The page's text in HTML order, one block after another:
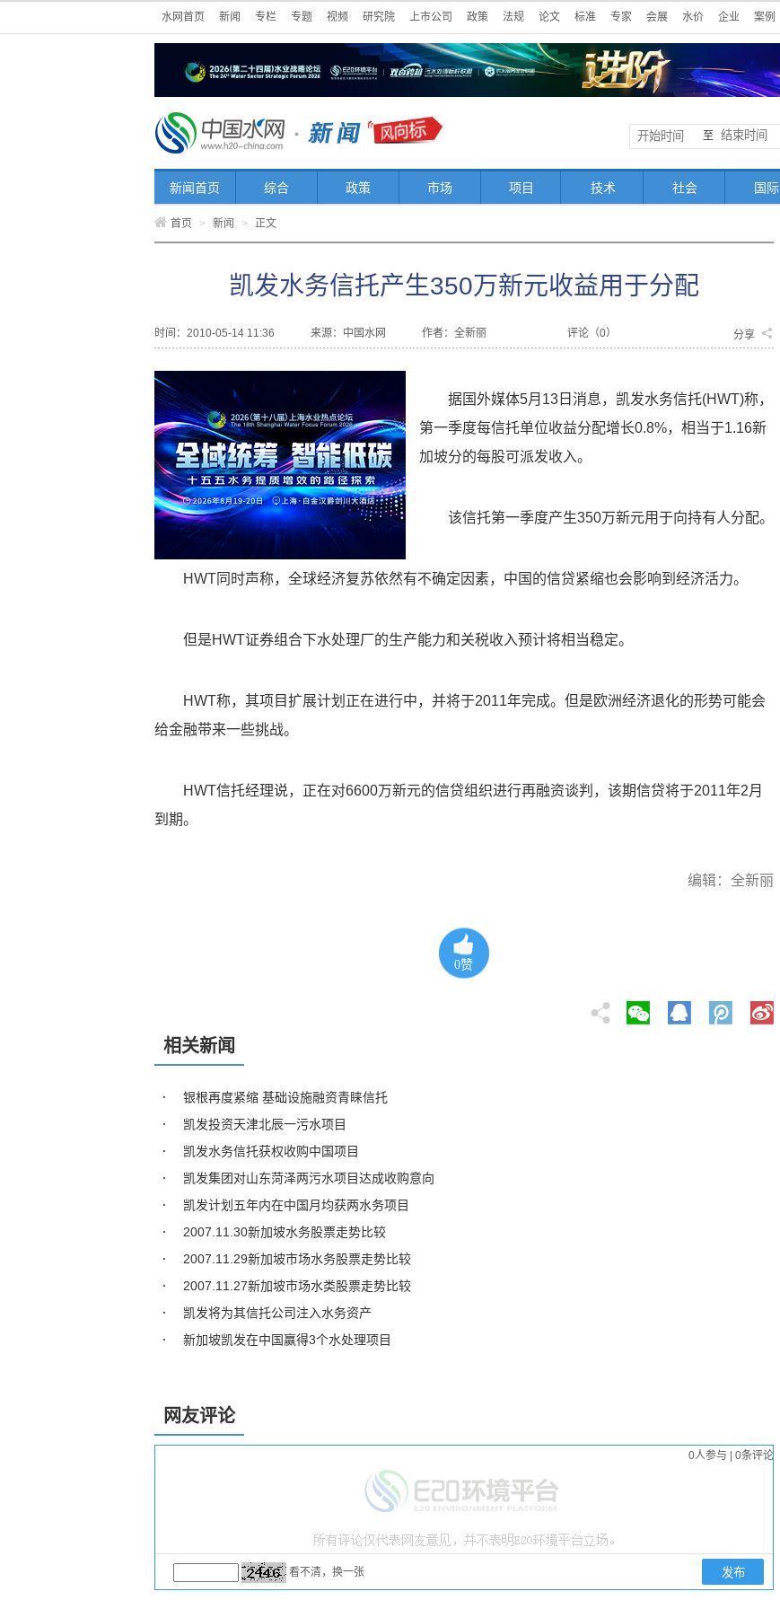
水网首页 新闻 专栏 专题 视频 研究院 上市公司 政策 法规 论文 标准 专家 会展 水价 企业 案例
至
新闻首页 综合 政策 市场 项目 技术 社会 国际
首页 > 新闻 > 正文
凯发水务信托产生350万新元收益用于分配
时间：2010-05-14 11:36 来源： 中国水网 作者：全新丽 评论（0） 分享
据国外媒体5月13日消息，凯发水务信托(HWT)称，
第一季度每信托单位收益分配增长0.8%，相当于1.16新
加坡分的每股可派发收入。
该信托第一季度产生350万新元用于向持有人分配。
HWT同时声称，全球经济复苏依然有不确定因素，中国的信贷紧缩也会影响到经济活力。
但是HWT证券组合下水处理厂的生产能力和关税收入预计将相当稳定。
HWT称，其项目扩展计划正在进行中，并将于2011年完成。但是欧洲经济退化的形势可能会
给金融带来一些挑战。
HWT信托经理说，正在对6600万新元的信贷组织进行再融资谈判，该期信贷将于2011年2月
到期。
编辑：全新丽
0赞
相关新闻
银根再度紧缩 基础设施融资青睐信托
凯发投资天津北辰一污水项目
凯发水务信托获权收购中国项目
凯发集团对山东菏泽两污水项目达成收购意向
凯发计划五年内在中国月均获两水务项目
2007.11.30新加坡水务股票走势比较
2007.11.29新加坡市场水务股票走势比较
2007.11.27新加坡市场水类股票走势比较
凯发将为其信托公司注入水务资产
新加坡凯发在中国赢得3个水处理项目
网友评论
0人参与 0条评论
看不清，换一张